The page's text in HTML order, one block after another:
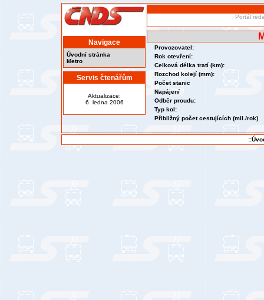
Navigace
Úvodní stránka
Metro
Servis čtenářům
Aktualizace:
6. ledna 2006
Portál
Provozovatel:
Rok otevření:
Celková délka tratí (km):
Rozchod kolejí (mm):
Počet stanic
Napájení
Odběr proudu:
Typ kol:
Přibližný počet cestujících (mil./rok)